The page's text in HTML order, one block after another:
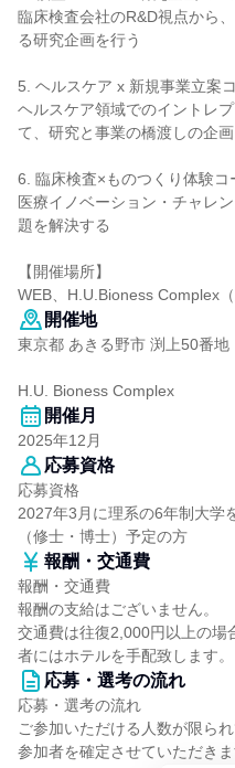
臨床検査会社のR&D視点から
る研究企画を行う
5. ヘルスケア x 新規事業立案
ヘルスケア領域でのイントレ
て、研究と事業の橋渡しの企画
6. 臨床検査×ものつくり体験コ
医療イノベーション・チャレ
題を解決する
【開催場所】
WEB、H.U.Bioness Complex（
開催地
東京都 あきる野市 渕上50番地
H.U. Bioness Complex
開催月
2025年12月
応募資格
応募資格
2027年3月に理系の6年制大学
（修士・博士）予定の方
報酬・交通費
報酬・交通費
報酬の支給はございません。
交通費は往復2,000円以上の場
者にはホテルを手配致します。
応募・選考の流れ
応募・選考の流れ
ご参加いただける人数が限ら
参加者を確定させていただきま